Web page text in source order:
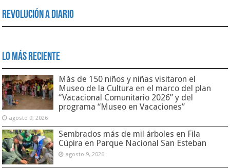
Revolución a Diario
Lo Más Reciente
Más de 150 niños y niñas visitaron el
Museo de la Cultura en el marco del plan
“Vacacional Comunitario 2026” y del
programa “Museo en Vacaciones”
agosto 9, 2026
Sembrados más de mil árboles en Fila
Cúpira en Parque Nacional San Esteban
agosto 9, 2026